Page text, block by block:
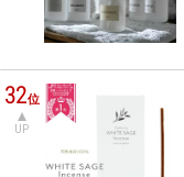
32位
UP